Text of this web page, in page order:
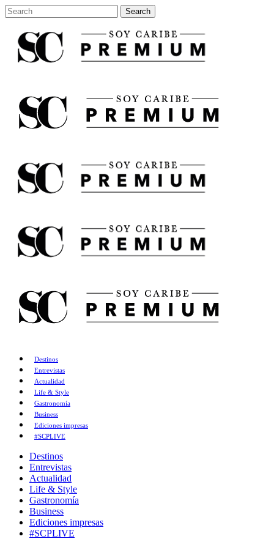
Destinos
Entrevistas
Actualidad
Life & Style
Gastronomía
Business
Ediciones impresas
#SCPLIVE
Destinos
Entrevistas
Actualidad
Life & Style
Gastronomía
Business
Ediciones impresas
#SCPLIVE